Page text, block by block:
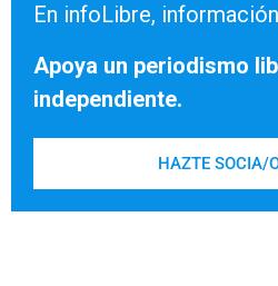
En infoLibre,
Apoya un periodismo
independiente.
HAZTE SOCIA/